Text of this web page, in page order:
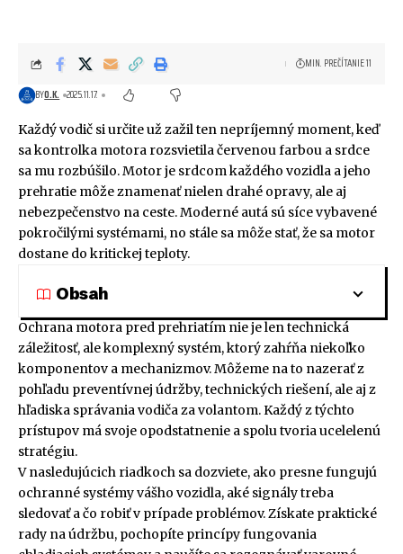
BYO.K. 2025.11.17.
MIN. PREČÍTANIE 11
Každý vodič si určite už zažil ten nepríjemný moment, keď
sa kontrolka motora rozsvietila červenou farbou a srdce
sa mu rozbúšilo. Motor je srdcom každého vozidla a jeho
prehratie môže znamenať nielen drahé opravy, ale aj
nebezpečenstvo na ceste. Moderné autá sú síce vybavené
pokročilými systémami, no stále sa môže stať, že sa motor
dostane do kritickej teploty.
Obsah
Ochrana motora pred prehriatím nie je len technická
záležitosť, ale komplexný systém, ktorý zahŕňa niekoľko
komponentov a mechanizmov. Môžeme na to nazerať z
pohľadu preventívnej údržby, technických riešení, ale aj z
hľadiska správania vodiča za volantom. Každý z týchto
prístupov má svoje opodstatnenie a spolu tvoria ucelelenú
stratégiu.
V nasledujúcich riadkoch sa dozviete, ako presne fungujú
ochranné systémy vášho vozidla, aké signály treba
sledovať a čo robiť v prípade problémov. Získate praktické
rady na údržbu, pochopíte princípy fungovania